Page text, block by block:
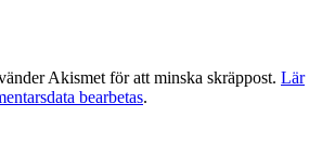
Akismet för att minska skräppost. Lär
bearbetas.